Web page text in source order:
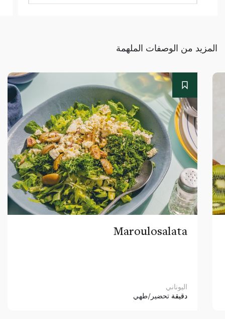
المزيد من الوصفات الملهمة
Maroulosalata
اليوناني
دقيقة تحضير/طهي